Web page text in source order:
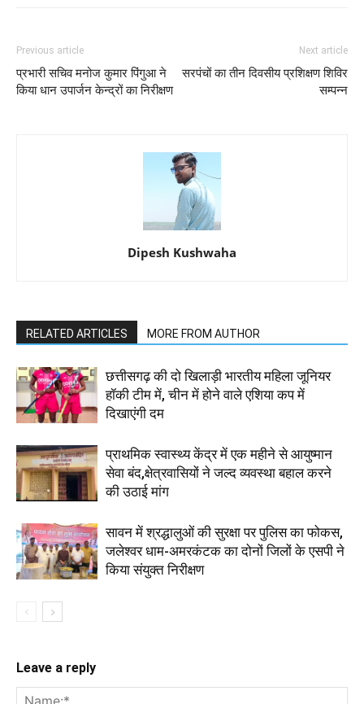
Previous article
प्रभारी सचिव मनोज कुमार पिंगुआ ने
किया धान उपार्जन केन्द्रों का निरीक्षण
Next article
सरपंचों का तीन दिवसीय प्रशिक्षण शिविर
सम्पन्न
Dipesh Kushwaha
RELATED ARTICLES MORE FROM AUTHOR
छत्तीसगढ़ की दो खिलाड़ी भारतीय महिला जूनियर
हॉकी टीम में, चीन में होने वाले एशिया कप में
दिखाएंगी दम
प्राथमिक स्वास्थ्य केंद्र में एक महीने से आयुष्मान
सेवा बंद,क्षेत्रवासियों ने जल्द व्यवस्था बहाल करने
की उठाई मांग
सावन में श्रद्धालुओं की सुरक्षा पर पुलिस का फोकस,
जलेश्वर धाम-अमरकंटक का दोनों जिलों के एसपी ने
किया संयुक्त निरीक्षण
Leave a reply